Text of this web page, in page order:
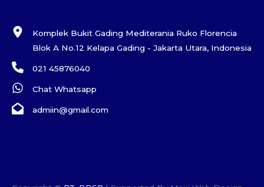
Komplek Bukit Gading Mediterania Ruko Florencia
Blok A No.12 Kelapa Gading - Jakarta Utara, Indonesia
021 45876040
Chat Whatsapp
admiin@gmail.com